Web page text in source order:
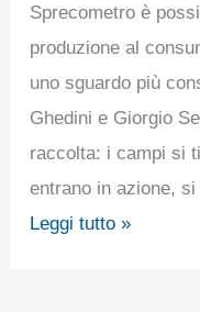
Sprecometro è
produzione al
uno sguardo più
Ghedini e Giorgio
raccolta: i campi si
entrano in azione,
Leggi tutto »